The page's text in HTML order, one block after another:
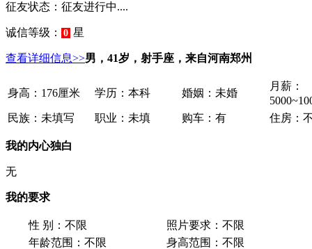
征友状态： 征友进行中....
诚信等级： 0 星
查看详细信息>>男，41岁，射手座，来自河南郑州
身高： 176厘米 学历： 本科 婚姻： 未婚
月薪：
民族： 未填写 职业： 未填 购车： 有 住房：
我的内心独白
无
我的要求
性 别： 不限 照片要求： 不限
年龄范围： 不限 身高范围： 不限